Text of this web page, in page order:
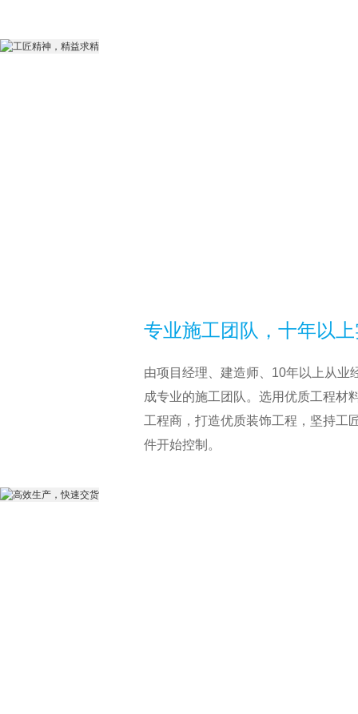
专业施工团队，十年以
由项目经理、建造师、10年以上从
成专业的施工团队。选用优质工程材
工程商，打造优质装饰工程，坚持
件开始控制。